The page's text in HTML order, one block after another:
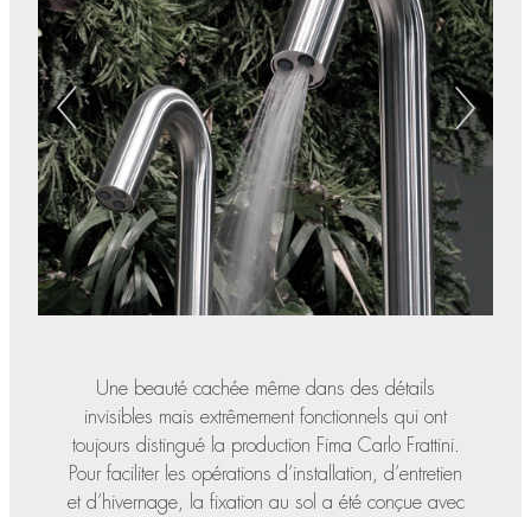
Une beauté cachée même dans des détails
invisibles mais extrêmement fonctionnels qui ont
toujours distingué la production Fima Carlo Frattini.
Pour faciliter les opérations d’installation, d’entretien
et d’hivernage, la fixation au sol a été conçue avec